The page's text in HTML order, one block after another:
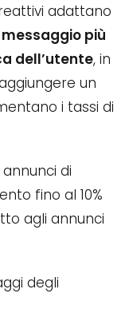
adattano
più
dell’utente, in
un
i tassi di
di
fino al 10%
agli annunci
degli